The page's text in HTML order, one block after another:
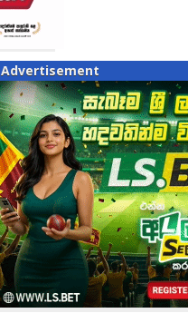
Advertisement